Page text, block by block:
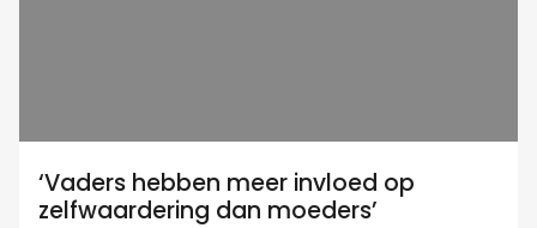
‘Vaders hebben meer invloed op
zelfwaardering dan moeders’